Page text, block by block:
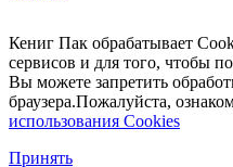
Кениг Пак обрабатывает
сервисов и для того, чтобы
Вы можете запретить
браузера.Пожалуйста,
использования Cookies
Принять